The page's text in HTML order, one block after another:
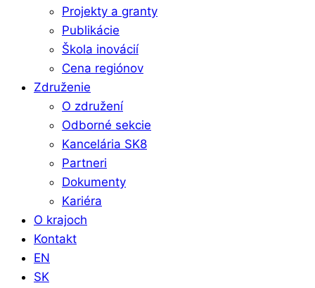
Projekty a granty
Publikácie
Škola inovácií
Cena regiónov
Združenie
O združení
Odborné sekcie
Kancelária SK8
Partneri
Dokumenty
Kariéra
O krajoch
Kontakt
EN
SK